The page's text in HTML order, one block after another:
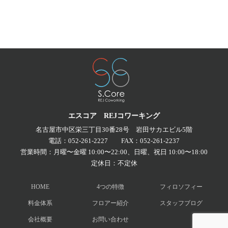
エスコア REJコワーキング
名古屋市中区栄三丁目30番28号 岩田サカエビル5階
電話： 052-261-2227 FAX：052-261-2237
営業時間：月曜〜金曜 10:00〜22:00、日曜、祝日 10:00〜18:00
定休日：不定休
HOME 4つの特徴 フィロソフィー
料金体系 フロアー紹介 スタッフブログ
会社概要 お問い合わせ